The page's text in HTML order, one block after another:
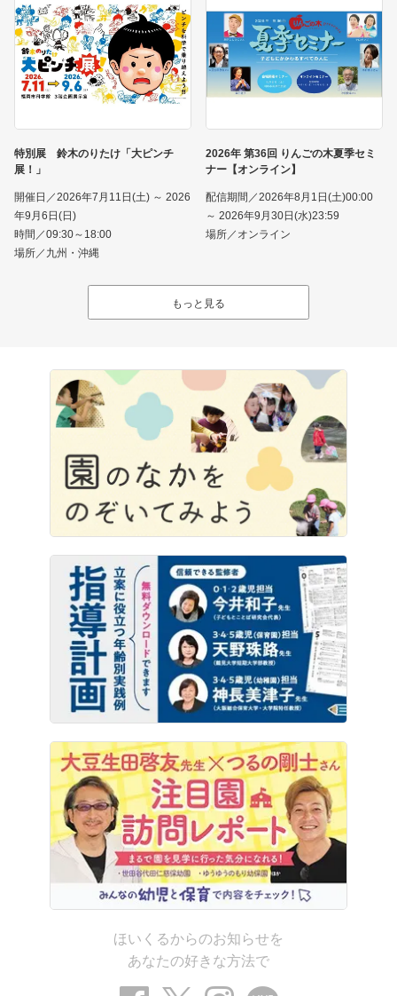
特別展 鈴木のりたけ「大ピンチ
展！」
開催日／2026年7月11日(土) ～ 2026
年9月6日(日)
時間／09:30～18:00
場所／九州・沖縄
2026年 第36回 りんごの木夏季セミ
ナー【オンライン】
配信期間／2026年8月1日(土)00:00
～ 2026年9月30日(水)23:59
場所／オンライン
もっと見る
ほいくるからのお知らせを
あなたの好きな方法で